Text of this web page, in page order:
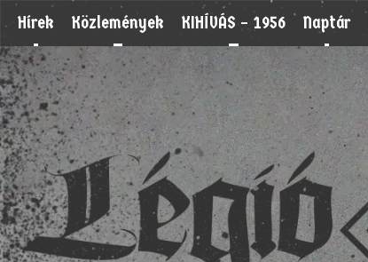
Hírek Közlemények KIHÍVÁS – 1956 Naptár